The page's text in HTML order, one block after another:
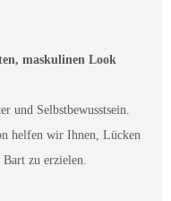
maskulinen Look
und Selbstbewusstsein.
helfen wir Ihnen, Lücken
zu erzielen.